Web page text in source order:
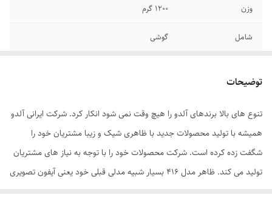
وزن 1200 گرم
شامل گوشی
ابعاد پنل 25x30x8 سانتی‌متر
ابعاد بسته‌بندی 8x25x30 سانتی‌متر
توضیحات
تنوع های بالا برندهای آلدو را هیچ وقت نمی شود انکار کرد. شرکت ایرانی آلدو
همیشه با تولید محصولات جدید با ظاهری شیک و زیبا مشتریان خود را
شگفت زده کرده است. شرکت محصولات خود را با توجه به نیاز های مشتریان
تولید می کند. ظاهر مدل 416 بسیار شبیه مدلی قبلی خود یعنی آیفون تصویری